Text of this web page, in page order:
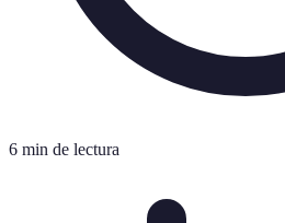
6 min de lectura